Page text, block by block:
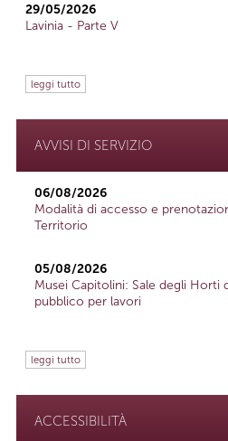
29/05/2026
Lavinia - Parte V
leggi tutto
AVVISI DI SERVIZIO
06/08/2026
Modalità di accesso e
Territorio
05/08/2026
Musei Capitolini: Sale degli Horti
pubblico per lavori
leggi tutto
ACCESSIBILITÀ